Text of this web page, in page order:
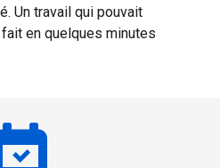
Un travail qui pouvait
en quelques minutes